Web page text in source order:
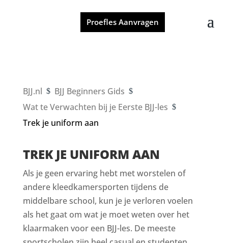
Proefles Aanvragen
BJJ.nl $ BJJ Beginners Gids $
Wat te Verwachten bij je Eerste BJJ-les $
Trek je uniform aan
TREK JE UNIFORM AAN
Als je geen ervaring hebt met worstelen of
andere kleedkamersporten tijdens de
middelbare school, kun je je verloren voelen
als het gaat om wat je moet weten over het
klaarmaken voor een BJJ-les. De meeste